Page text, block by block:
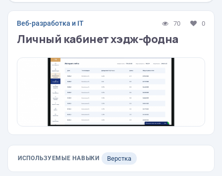
Веб-разработка и IT 70 0
Личный кабинет хэдж-фодна
ИСПОЛЬЗУЕМЫЕ НАВЫКИ Верстка